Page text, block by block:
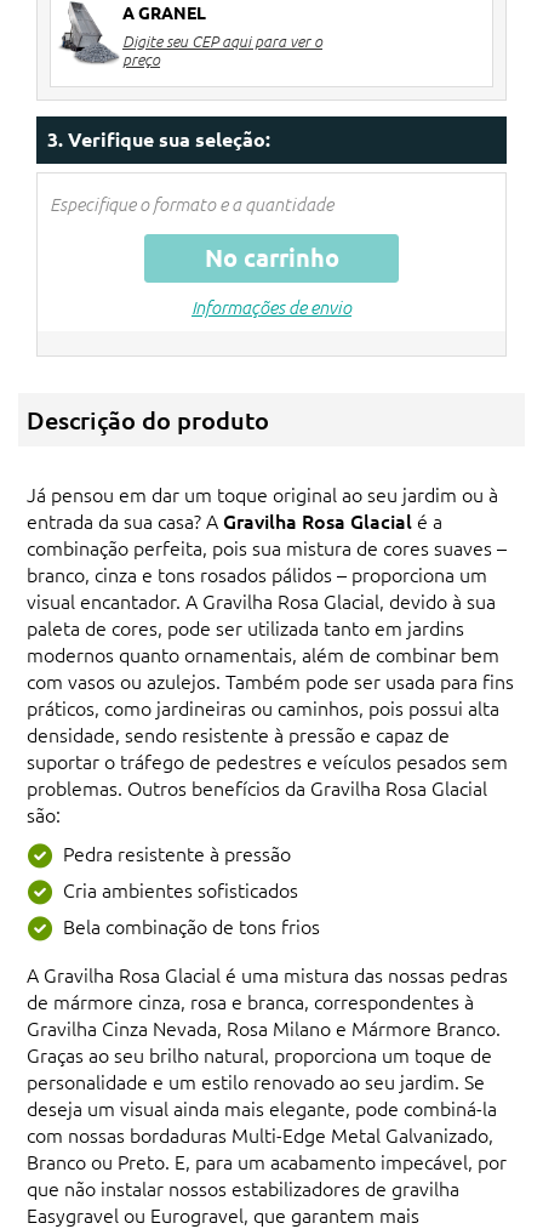
3-4 unidades
5-6 unidades€12 de desconto por big bag
7-8 unidades
9> unidades €18 de desconto por big bag
Os descontos serão aplicados no
carrinho de compras.
A GRANEL
Digite seu CEP aqui para ver o
preço
3. Verifique sua seleção:
Especifique o formato e a quantidade
No carrinho
Informações de envio
Descrição do produto
Já pensou em dar um toque original ao seu jardim ou à
entrada da sua casa? AGravilha Rosa Glacial é a
combinação perfeita, pois sua mistura de cores suaves –
branco, cinza e tons rosados pálidos – proporciona um
visual encantador. A Gravilha Rosa Glacial, devido à sua
paleta de cores, pode ser utilizada tanto em jardins
modernos quanto ornamentais, além de combinar bem
com vasos ou azulejos. Também pode ser usada para fins
práticos, como jardineiras ou caminhos, pois possui alta
densidade, sendo resistente à pressão e capaz de
suportar o tráfego de pedestres e veículos pesados sem
problemas. Outros benefícios da Gravilha Rosa Glacial
são:
Pedra resistente à pressão
Cria ambientes sofisticados
Bela combinação de tons frios
A Gravilha Rosa Glacial é uma mistura das nossas pedras
de mármore cinza, rosa e branca, correspondentes à
Gravilha Cinza Nevada, Rosa Milano e Mármore Branco.
Graças ao seu brilho natural, proporciona um toque de
personalidade e um estilo renovado ao seu jardim. Se
deseja um visual ainda mais elegante, pode combiná-la
com nossas bordaduras Multi-Edge Metal Galvanizado,
Branco ou Preto. E, para um acabamento impecável, por
que não instalar nossos estabilizadores de gravilha
Easygravel ou Eurogravel, que garantem mais